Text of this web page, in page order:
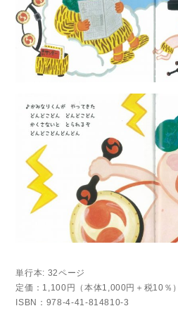
単行本: 32ページ
定価：1,100円（本体1,000円＋税10％）
ISBN：978-4-41-814810-3